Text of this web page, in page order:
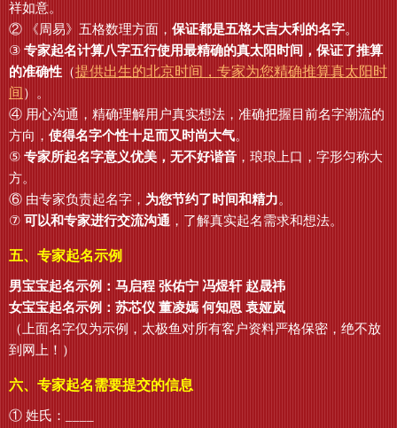
祥如意。
② 《周易》五格数理方面， 保证都是五格大吉大利的名字。
③ 专家起名计算八字五行使用最精确的真太阳时间，保证了推算
的准确性 （提供出生的北京时间，专家为您精确推算真太阳时
间 ）。
④ 用心沟通，精确理解用户真实想法，准确把握目前名字潮流的
方向， 使得名字个性十足而又时尚大气。
⑤ 专家所起名字意义优美，无不好谐音 ，琅琅上口，字形匀称大
方。
⑥ 由专家负责起名字， 为您节约了时间和精力。
⑦ 可以和专家进行交流沟通 ，了解真实起名需求和想法。
五、专家起名示例
男宝宝起名示例：马启程 张佑宁 冯煜轩 赵晟祎
女宝宝起名示例：苏芯仪 董凌嫣 何知恩 袁娅岚
（上面名字仅为示例，太极鱼对所有客户资料严格保密，绝不放
到网上！）
六、专家起名需要提交的信息
① 姓氏：____